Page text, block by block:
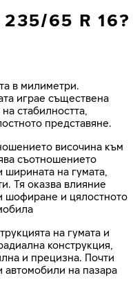
65 R 16?
в милиметри.
играе съществена
стабилността,
представяне.
височина към
съотношението
на гумата,
Тя оказва влияние
шофиране и цялостното
на гумата и
конструкция,
и прецизна. Почти
автомобили на пазара